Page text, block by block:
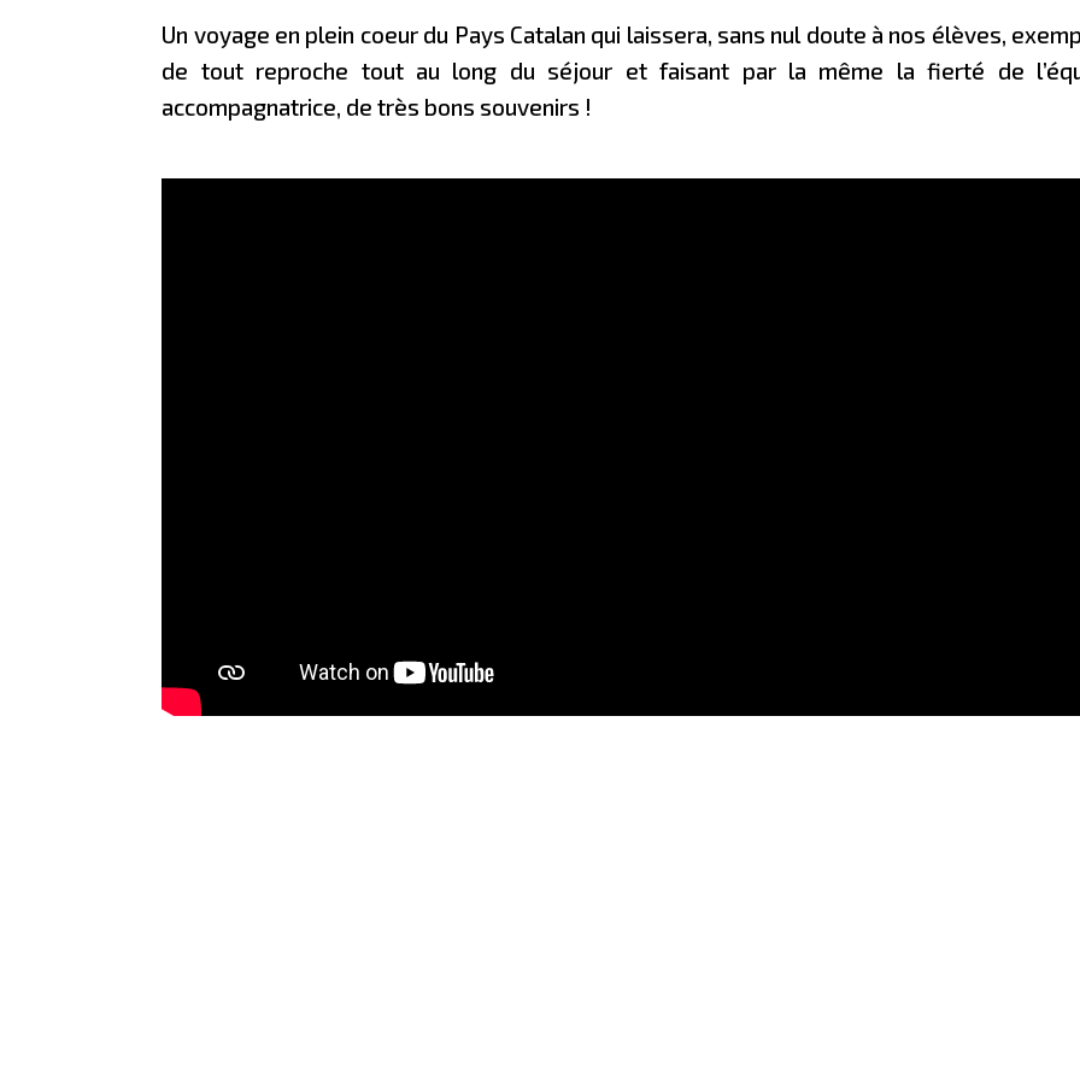
Un voyage en plein coeur du Pays Catalan qui laissera, sans nul doute à nos élèves,
de tout reproche tout au long du séjour et faisant par la même la fierté de
accompagnatrice, de très bons souvenirs !